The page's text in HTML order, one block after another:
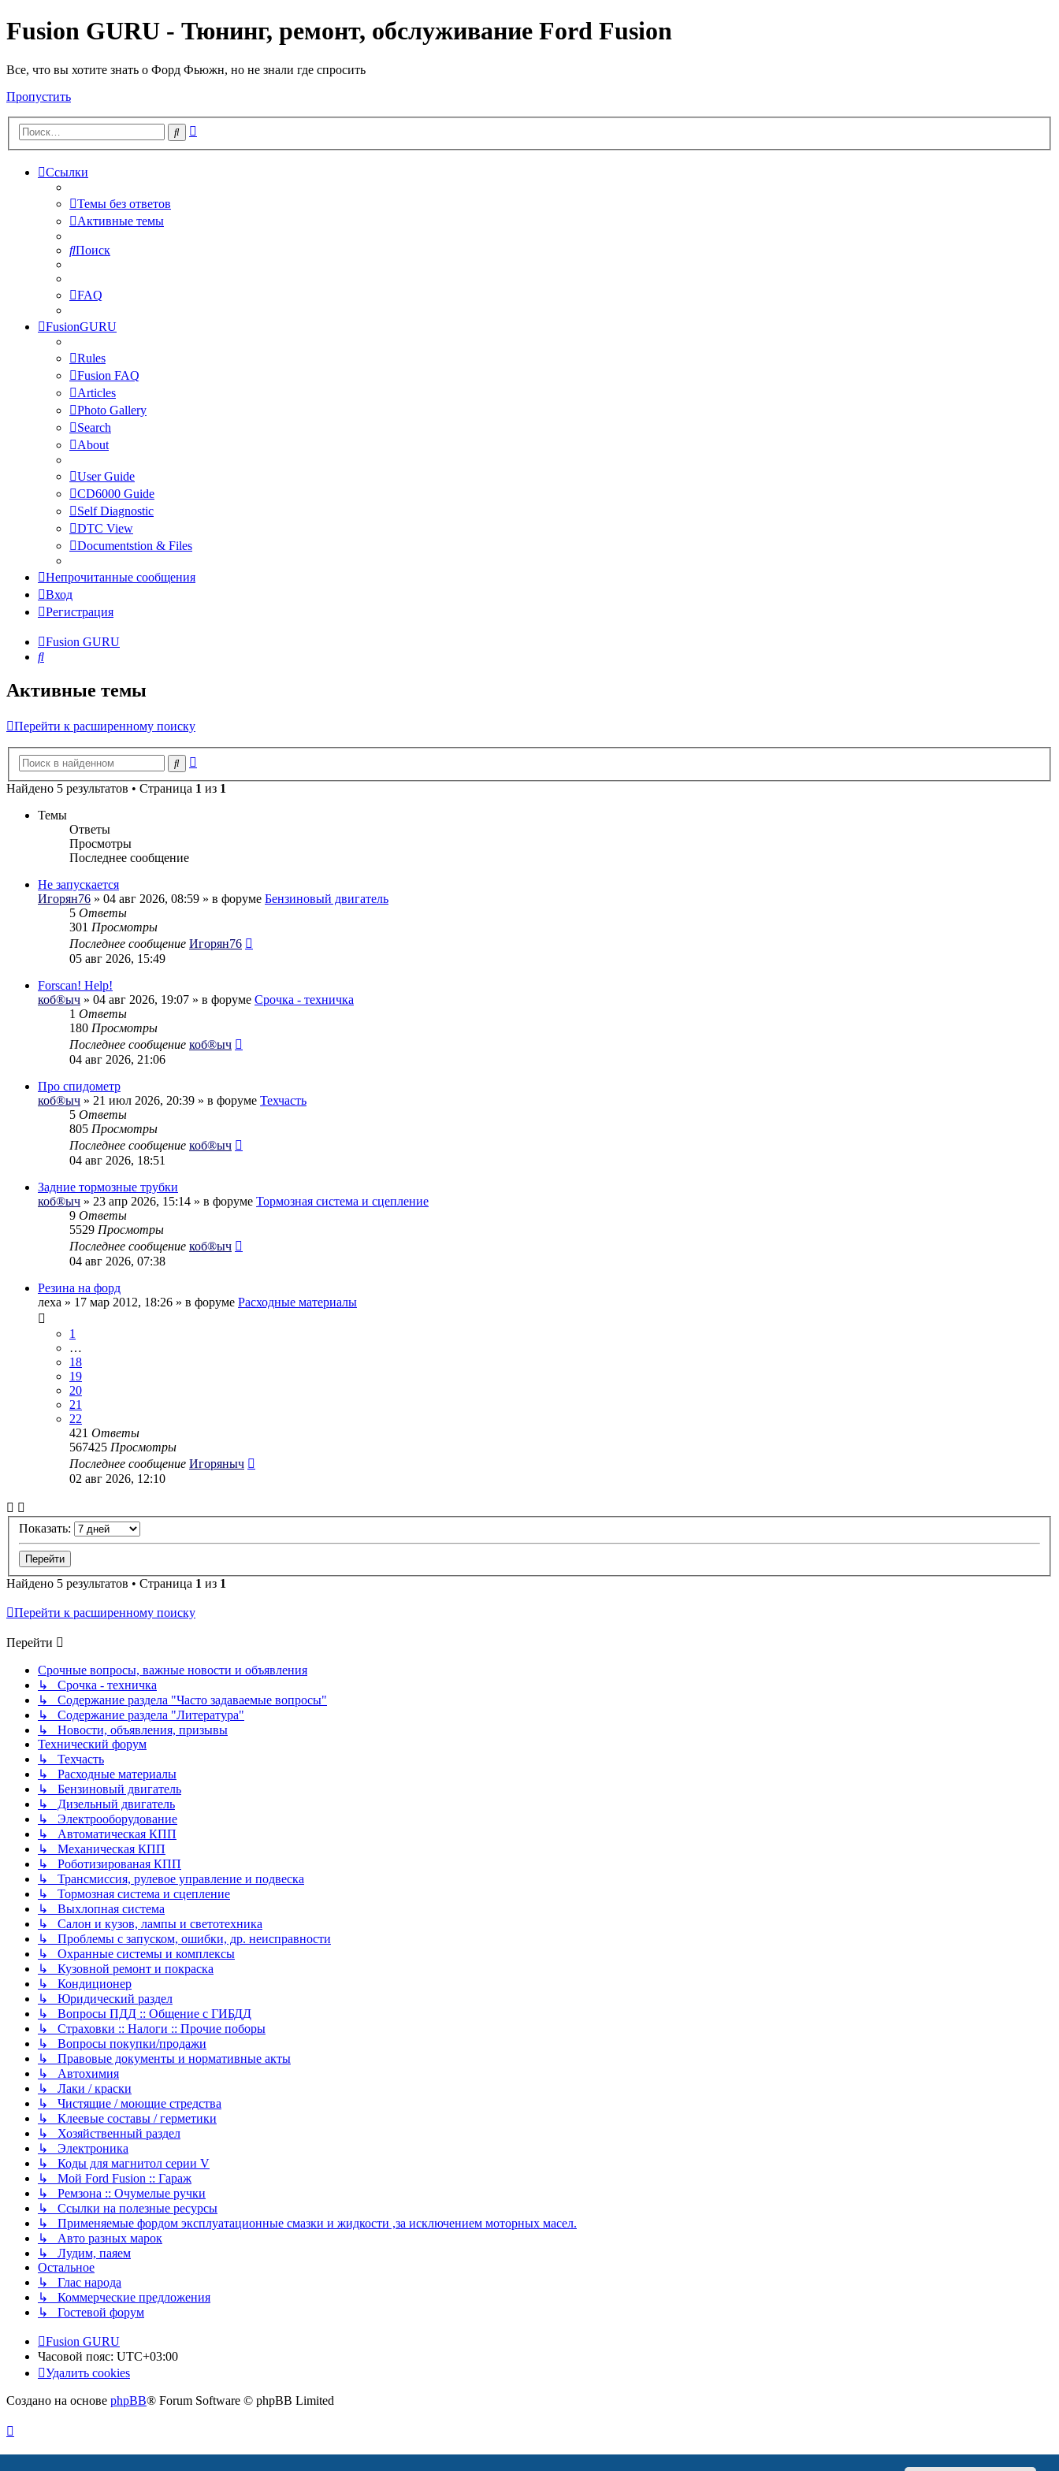
Fusion GURU - Тюнинг, ремонт, обслуживание Ford Fusion
Все, что вы хотите знать о Форд Фьюжн, но не знали где спросить
Пропустить
Поиск
Ссылки
Темы без ответов
Активные темы
Поиск
FAQ
FusionGURU
Rules
Fusion FAQ
Articles
Photo Gallery
Search
About
User Guide
CD6000 Guide
Self Diagnostic
DTC View
Documentstion & Files
Непрочитанные сообщения
Вход
Регистрация
Fusion GURU
Поиск
Активные темы
Перейти к расширенному поиску
Поиск
Найдено 5 результатов • Страница 1 из 1
Темы
Ответы
Просмотры
Последнее сообщение
Не запускается
Игорян76 » 04 авг 2026, 08:59 » в форуме Бензиновый двигатель
5 Ответы
301 Просмотры
Последнее сообщение Игорян76
05 авг 2026, 15:49
Forscan! Help!
коб®ыч » 04 авг 2026, 19:07 » в форуме Срочка - техничка
1 Ответы
180 Просмотры
Последнее сообщение коб®ыч
04 авг 2026, 21:06
Про спидометр
коб®ыч » 21 июл 2026, 20:39 » в форуме Техчасть
5 Ответы
805 Просмотры
Последнее сообщение коб®ыч
04 авг 2026, 18:51
Задние тормозные трубки
коб®ыч » 23 апр 2026, 15:14 » в форуме Тормозная система и сцепление
9 Ответы
5529 Просмотры
Последнее сообщение коб®ыч
04 авг 2026, 07:38
Резина на форд
леха » 17 мар 2012, 18:26 » в форуме Расходные материалы
1
…
18
19
20
21
22
421 Ответы
567425 Просмотры
Последнее сообщение Игоряныч
02 авг 2026, 12:10
Показать:
Найдено 5 результатов • Страница 1 из 1
Перейти к расширенному поиску
Перейти
Срочные вопросы, важные новости и объявления
↳ Срочка - техничка
↳ Содержание раздела "Часто задаваемые вопросы"
↳ Содержание раздела "Литература"
↳ Новости, объявления, призывы
Технический форум
↳ Техчасть
↳ Расходные материалы
↳ Бензиновый двигатель
↳ Дизельный двигатель
↳ Электрооборудование
↳ Автоматическая КПП
↳ Механическая КПП
↳ Роботизированая КПП
↳ Трансмиссия, рулевое управление и подвеска
↳ Тормозная система и сцепление
↳ Выхлопная система
↳ Салон и кузов, лампы и светотехника
↳ Проблемы с запуском, ошибки, др. неисправности
↳ Охранные системы и комплексы
↳ Кузовной ремонт и покраска
↳ Кондиционер
↳ Юридический раздел
↳ Вопросы ПДД :: Общение с ГИБДД
↳ Страховки :: Налоги :: Прочие поборы
↳ Вопросы покупки/продажи
↳ Правовые документы и нормативные акты
↳ Автохимия
↳ Лаки / краски
↳ Чистящие / моющие стредства
↳ Клеевые составы / герметики
↳ Хозяйственный раздел
↳ Электроника
↳ Коды для магнитол серии V
↳ Мой Ford Fusion :: Гараж
↳ Ремзона :: Очумелые ручки
↳ Ссылки на полезные ресурсы
↳ Применяемые фордом эксплуатационные смазки и жидкости ,за исключением моторных масел.
↳ Авто разных марок
↳ Лудим, паяем
Остальное
↳ Глас народа
↳ Коммерческие предложения
↳ Гостевой форум
Fusion GURU
Часовой пояс: UTC+03:00
Удалить cookies
Создано на основе phpBB® Forum Software © phpBB Limited